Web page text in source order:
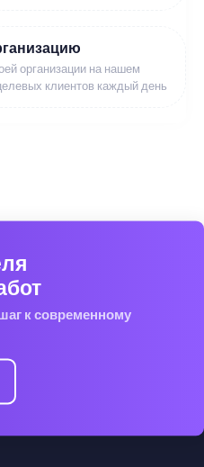
организации на нашем
клиентов каждый день
к современному